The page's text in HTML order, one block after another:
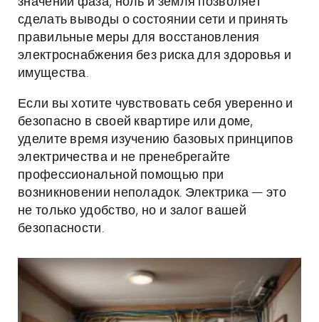
сделать выводы о состоянии сети и принять
правильные меры для восстановления
электроснабжения без риска для здоровья и
имущества.
Если вы хотите чувствовать себя уверенно и
безопасно в своей квартире или доме,
уделите время изучению базовых принципов
электричества и не пренебрегайте
профессиональной помощью при
возникновении неполадок. Электрика — это
не только удобство, но и залог вашей
безопасности.